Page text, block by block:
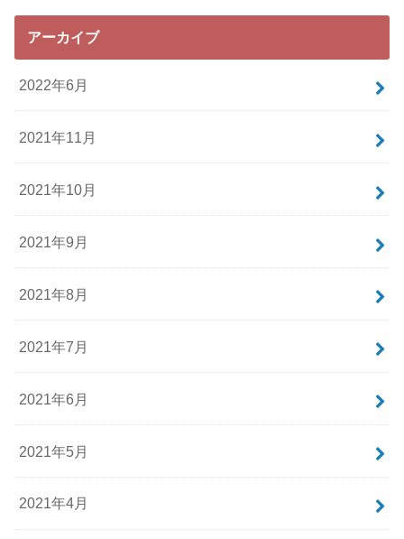
アーカイブ
2022年6月
2021年11月
2021年10月
2021年9月
2021年8月
2021年7月
2021年6月
2021年5月
2021年4月